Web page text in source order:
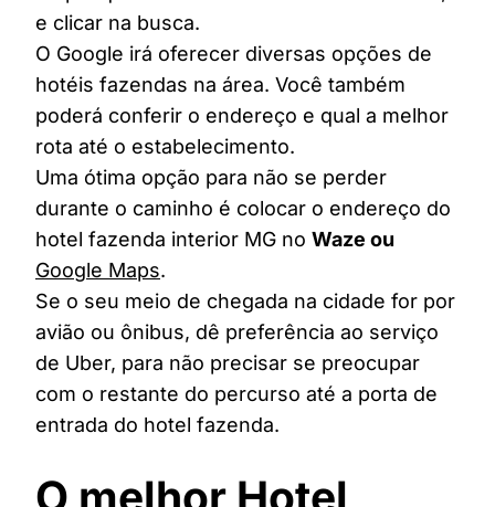
e clicar na busca.
O Google irá oferecer diversas opções de
hotéis fazendas na área. Você também
poderá conferir o endereço e qual a melhor
rota até o estabelecimento.
Uma ótima opção para não se perder
durante o caminho é colocar o endereço do
hotel fazenda interior MG no Waze ou
Google Maps.
Se o seu meio de chegada na cidade for por
avião ou ônibus, dê preferência ao serviço
de Uber, para não precisar se preocupar
com o restante do percurso até a porta de
entrada do hotel fazenda.
O melhor Hotel